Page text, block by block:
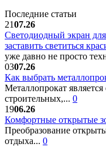
Последние статьи
2107.26
Светодиодный экран
заставить светиться
уже давно не просто
0307.26
Как выбрать
Металлопрокат
строительных,... 0
1906.26
Комфортные открытые
Преобразование
отдыха... 0